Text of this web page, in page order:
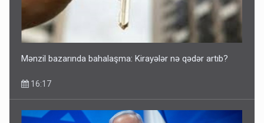
Mənzil bazarında bahalaşma: Kirayələr nə qədər artıb?
16:17